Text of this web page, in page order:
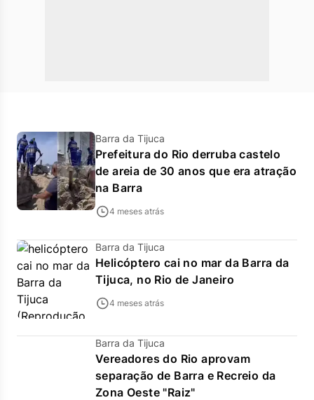
Barra da Tijuca
Prefeitura do Rio derruba castelo
de areia de 30 anos que era atração
na Barra
4 meses atrás
Barra da Tijuca
Helicóptero cai no mar da Barra da
Tijuca, no Rio de Janeiro
4 meses atrás
Barra da Tijuca
Vereadores do Rio aprovam
separação de Barra e Recreio da
Zona Oeste "Raiz"